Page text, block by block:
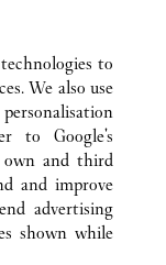
PARIS
to
We also use
to Google's
own and third
and improve
advertising
shown while